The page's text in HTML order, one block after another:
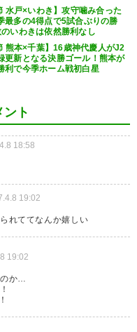
ああああああああ
利きたあああああ
ああああああああ
あああああああ
あああああああ
ああああああああ
あああ #fcgifu
ん (Yuaman1208)
岐阜 2-1 水戸ホー
岐阜の勝利で
なんと、J2通算
と「のうりん」
でなんて嬉し過ぎ
#のうりん
t.co/Jr0dZZ2erN
うりん』公式ツイ
2017, 4月
ムズアップをして
水戸×いわき】攻守噛み合った
最多の4得点で5試合ぶりの勝
いわきは依然勝利なし
熊本×千葉】16歳神代慶人がJ2
更新となる決勝ゴール！熊本が
利で今季ホーム戦初白星
ント
18:58
19:02
れててなんか嬉しい
19:02
か…